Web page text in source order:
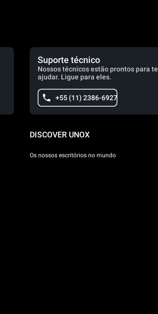
Suporte técnico
Nossos técnicos estão prontos para te
ajudar. Ligue para eles.
+55 (11) 2386-6927
DISCOVER UNOX
Os nossos escritórios no mundo